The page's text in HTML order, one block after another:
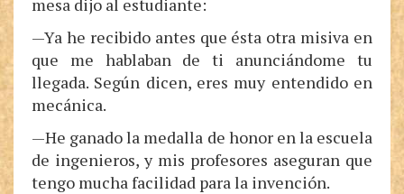
mesa dijo al estudiante:
—Ya he recibido antes que ésta otra misiva en
que me hablaban de ti anunciándome tu
llegada. Según dicen, eres muy entendido en
mecánica.
—He ganado la medalla de honor en la escuela
de ingenieros, y mis profesores aseguran que
tengo mucha facilidad para la invención.